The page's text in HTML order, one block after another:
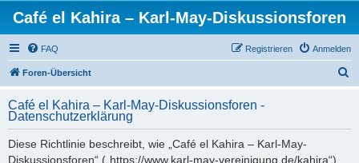
Café el Kahira – Karl-May-Diskussionsforen
FAQ Anmelden
Registrieren
Foren-Übersicht
h
Café el Kahira – Karl-May-Diskussionsforen -
Datenschutzerklärung
Diese Richtlinie beschreibt, wie „Café el Kahira – Karl-May-
Diskussionsforen“ („https://www.karl-may-vereinigung.de/kahira“)